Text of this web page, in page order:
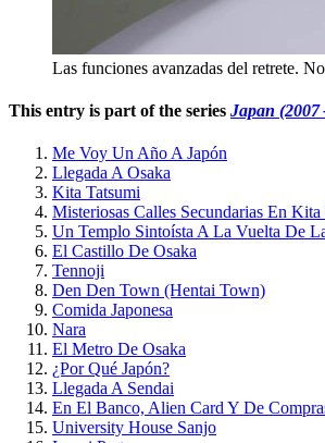
Las funciones avanzadas del retrete.
This entry is part of the series Japan (2007
Me Voy Un Año A Japón
Llegada A Osaka
Kita Tatsumi
Misteriosas Calles Secundarias En Kita
Un Templo Sintoísta A La Vuelta De
El Castillo De Osaka
Tennoji
Den Den Town (Hentai Town)
Comida Japonesa
Nara
El Metro De Osaka
¿Por Qué Japón?
Llegada A Sendai
En El Banco, Alien Card Y De
University House Sanjo